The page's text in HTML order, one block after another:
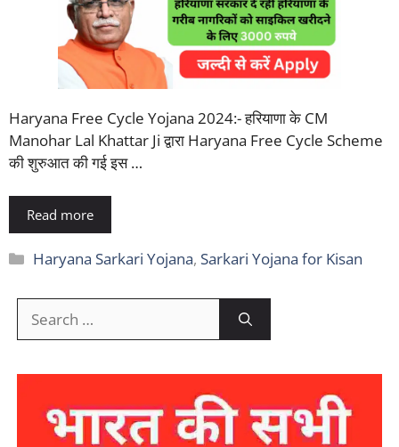
Haryana Free Cycle Yojana 2024:- हरियाणा के CM
Manohar Lal Khattar Ji द्वारा Haryana Free Cycle Scheme
की शुरुआत की गई इस …
Read more
Categories
Haryana Sarkari Yojana, Sarkari Yojana for Kisan
for: